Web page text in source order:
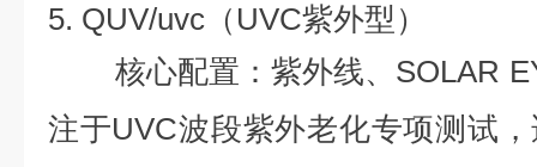
5. QUV/uvc（UVC紫外型）
核心配置：紫外线、SOLAR
注于UVC波段紫外老化专项测试